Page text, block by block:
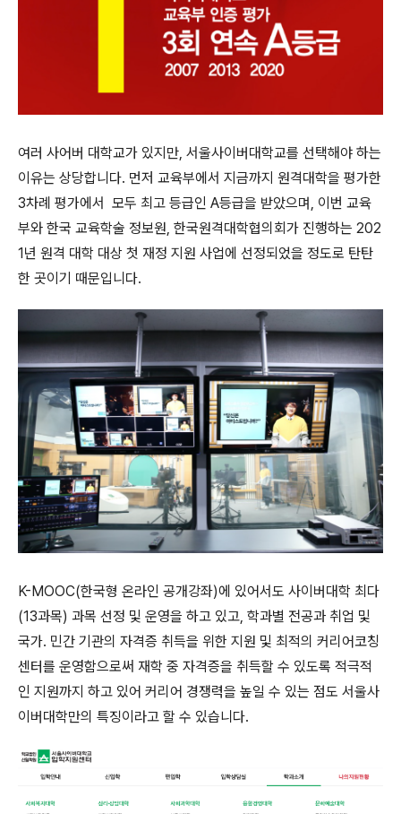
여러 사어버 대학교가 있지만, 서울사이버대학교를 선택해야 하는
이유는 상당합니다. 먼저 교육부에서 지금까지 원격대학을 평가한
3차례 평가에서 모두 최고 등급인 A등급을 받았으며, 이번 교육
부와 한국 교육학술 정보원, 한국원격대학협의회가 진행하는 202
1년 원격 대학 대상 첫 재정 지원 사업에 선정되었을 정도로 탄탄
한 곳이기 때문입니다.
K-MOOC(한국형 온라인 공개강좌)에 있어서도 사이버대학 최다
(13과목) 과목 선정 및 운영을 하고 있고, 학과별 전공과 취업 및
국가. 민간 기관의 자격증 취득을 위한 지원 및 최적의 커리어코칭
센터를 운영함으로써 재학 중 자격증을 취득할 수 있도록 적극적
인 지원까지 하고 있어 커리어 경쟁력을 높일 수 있는 점도 서울사
이버대학만의 특징이라고 할 수 있습니다.